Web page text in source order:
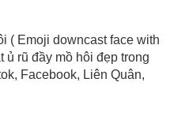
( Emoji downcast face with
rũ đầy mồ hôi đẹp trong
Facebook, Liên Quân,